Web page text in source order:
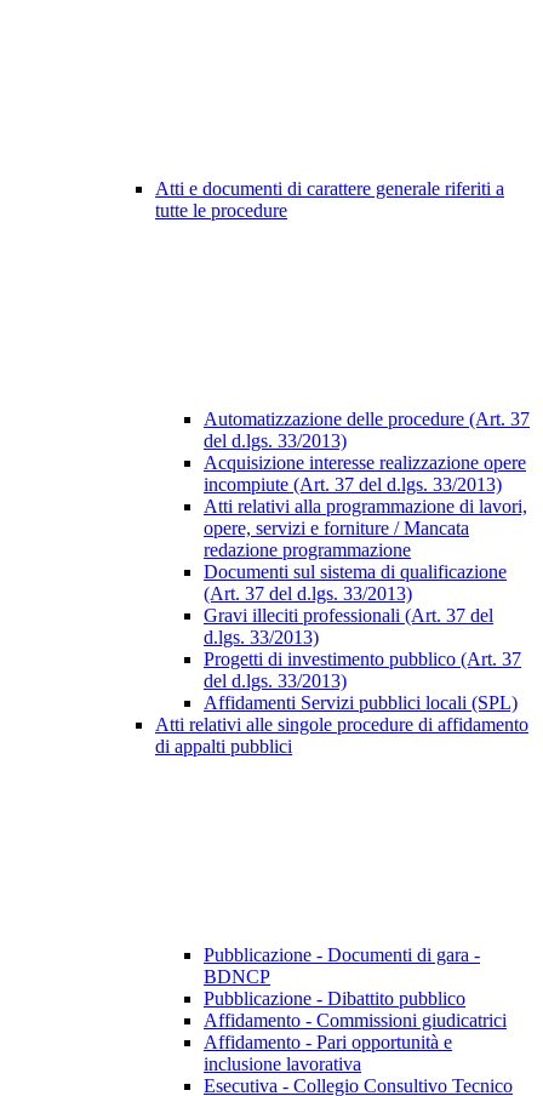
Atti e documenti di carattere generale riferiti a
tutte le procedure
Automatizzazione delle procedure (Art. 37
del d.lgs. 33/2013)
Acquisizione interesse realizzazione opere
incompiute (Art. 37 del d.lgs. 33/2013)
Atti relativi alla programmazione di lavori,
opere, servizi e forniture / Mancata
redazione programmazione
Documenti sul sistema di qualificazione
(Art. 37 del d.lgs. 33/2013)
Gravi illeciti professionali (Art. 37 del
d.lgs. 33/2013)
Progetti di investimento pubblico (Art. 37
del d.lgs. 33/2013)
Affidamenti Servizi pubblici locali (SPL)
Atti relativi alle singole procedure di affidamento
di appalti pubblici
Pubblicazione - Documenti di gara -
BDNCP
Pubblicazione - Dibattito pubblico
Affidamento - Commissioni giudicatrici
Affidamento - Pari opportunità e
inclusione lavorativa
Esecutiva - Collegio Consultivo Tecnico